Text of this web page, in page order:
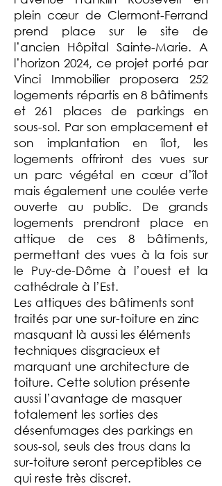
plein cœur de Clermont-Ferrand
prend place sur le site de
l’ancien Hôpital Sainte-Marie. A
l’horizon 2024, ce projet porté par
Vinci Immobilier proposera 252
logements répartis en 8 bâtiments
et 261 places de parkings en
sous-sol. Par son emplacement et
son implantation en îlot, les
logements offriront des vues sur
un parc végétal en cœur d’îlot
mais également une coulée verte
ouverte au public. De grands
logements prendront place en
attique de ces 8 bâtiments,
permettant des vues à la fois sur
le Puy-de-Dôme à l’ouest et la
cathédrale à l’Est.
Les attiques des bâtiments sont
traités par une sur-toiture en zinc
masquant là aussi les éléments
techniques disgracieux et
marquant une architecture de
toiture. Cette solution présente
aussi l’avantage de masquer
totalement les sorties des
désenfumages des parkings en
sous-sol, seuls des trous dans la
sur-toiture seront perceptibles ce
qui reste très discret.